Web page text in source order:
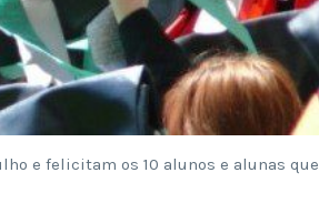
e felicitam os 10 alunos e alunas que